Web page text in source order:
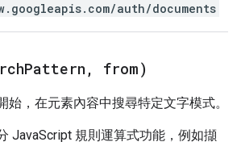
auth/documents
Pattern , from)
始，在元素內容中搜尋特定文字模式。
JavaScript 規則運算式功能，例如擷